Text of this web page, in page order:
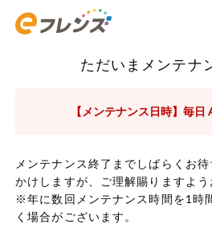
ただいまメンテナ
【メンテナンス日時】毎
メンテナンス終了までしばらくお
かけしますが、ご理解賜りますよう
※年に数回メンテナンス時間を1時
く場合がございます。